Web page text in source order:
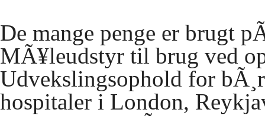
De mange penge er brugt
MÃ¥leudstyr til brug ved
Udvekslingsophold for
hospitaler i London,